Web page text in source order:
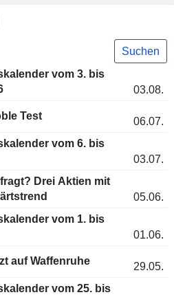
Suchen
vom 3. bis
03.08.
Test
06.07.
vom 6. bis
03.07.
Drei Aktien mit
05.06.
vom 1. bis
01.06.
auf Waffenruhe
29.05.
vom 25. bis